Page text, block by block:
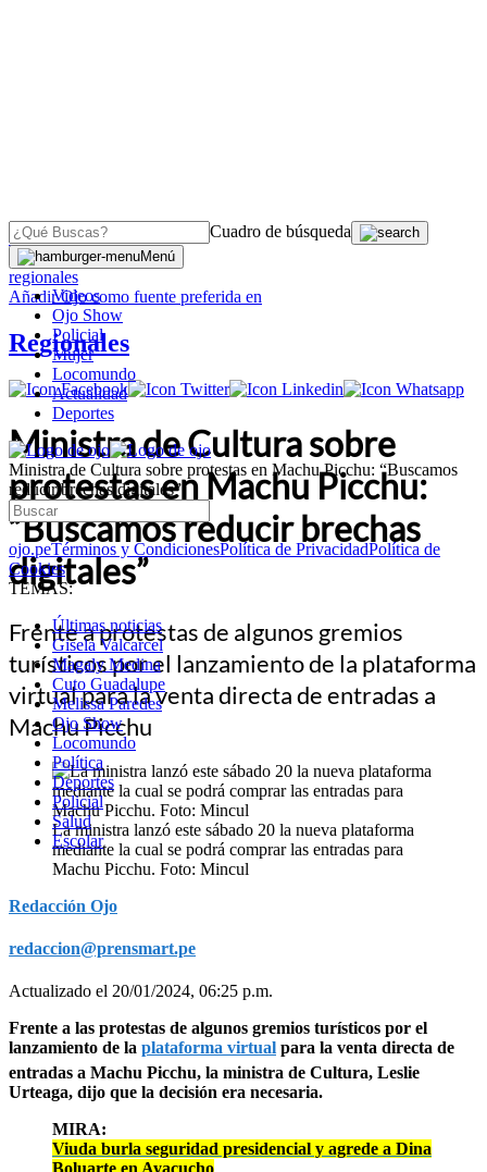
Cuadro de búsqueda
Menú
Videos
Ojo Show
Policial
Mujer
Locomundo
Actualidad
Deportes
Ministra de Cultura sobre protestas en Machu Picchu: “Buscamos
reducir brechas digitales”
ojo.peTérminos y CondicionesPolítica de PrivacidadPolítica de
Cookies
TEMAS:
Últimas noticias
Gisela Valcarcel
Magaly Medina
Cuto Guadalupe
Melissa Paredes
Ojo Show
Locomundo
Política
Deportes
Policial
Salud
Escolar
OJO
regionales
AñadirOjocomo fuente preferida en
Regionales
Ministra de Cultura sobre
protestas en Machu Picchu:
“Buscamos reducir brechas
digitales”
Frente a protestas de algunos gremios
turísticos por el lanzamiento de la plataforma
virtual para la venta directa de entradas a
Machu Picchu
La ministra lanzó este sábado 20 la nueva plataforma
mediante la cual se podrá comprar las entradas para
Machu Picchu. Foto: Mincul
Redacción Ojo
redaccion@prensmart.pe
Actualizado el 20/01/2024, 06:25 p.m.
Frente a las protestas de algunos gremios turísticos por el
lanzamiento de la plataforma virtual para la venta directa de
entradas a Machu Picchu, la ministra de Cultura, Leslie
Urteaga, dijo que la decisión era necesaria.
MIRA:
Viuda burla seguridad presidencial y agrede a Dina
Boluarte en Ayacucho